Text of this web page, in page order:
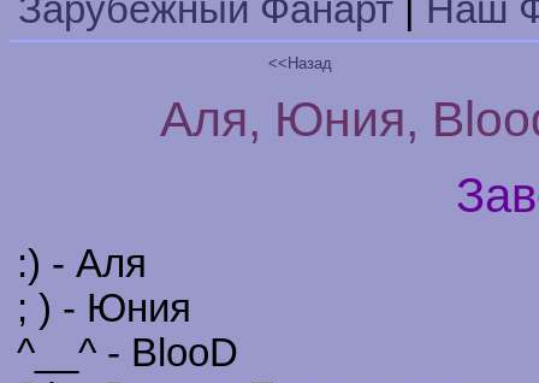
Зарубежный Фанарт
Наш
<<Назад
Аля, Юния,
:) - Аля
; ) - Юния
^__^ - BlooD